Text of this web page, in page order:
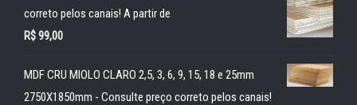
correto pelos canais! A partir de
R$99,00
MDF CRU MIOLO CLARO 2,5, 3, 6, 9, 15, 18 e 25mm
2750X1850mm - Consulte preço correto pelos canais!